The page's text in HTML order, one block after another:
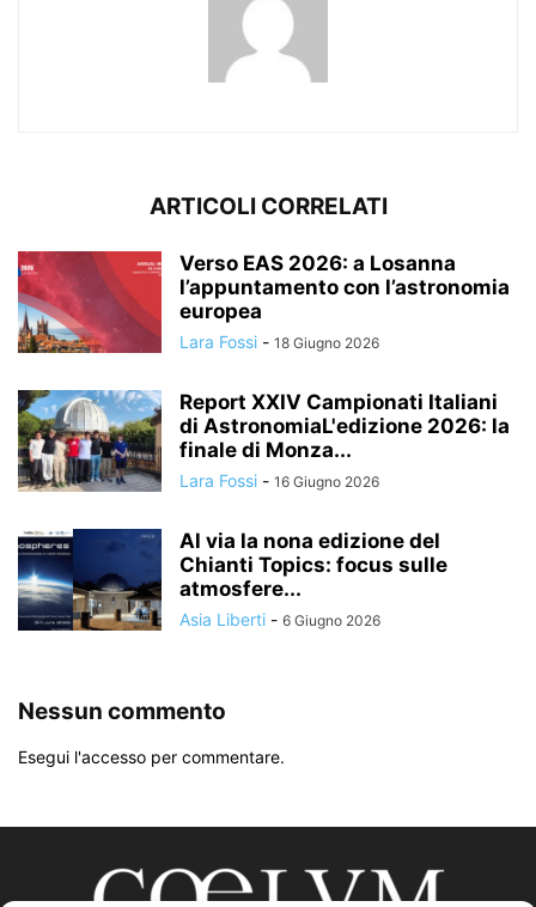
ARTICOLI CORRELATI
Verso EAS 2026: a Losanna
l’appuntamento con l’astronomia
europea
Lara Fossi - 18 Giugno 2026
Report XXIV Campionati Italiani
di AstronomiaL'edizione 2026: la
finale di Monza...
Lara Fossi - 16 Giugno 2026
Al via la nona edizione del
Chianti Topics: focus sulle
atmosfere...
Asia Liberti - 6 Giugno 2026
Nessun commento
Esegui l'accesso per commentare.